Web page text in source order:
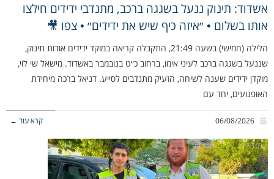
אשדוד: תינוק ננעל בשגגה ברכב, מתנדבי ידידים חילצו
אותו בשלום • ״איזה כיף שיש את ידידים״ • צפו 🎥
הלילה (חמישי) בשעה 21:49, התקבלה קריאה במוקד ידידים אודות תינוק,
שננעל בשגגה ברכב לעיני אימו, ברחוב כ״ט בנובמבר באשדוד. מישאל שי לוי,
מוקדן ידידים שענה לשיחה, הזעיק מתנדבים לסייע. דניאל ברכה מיחידת
האופנועים, יחד עם
קרא עוד ←